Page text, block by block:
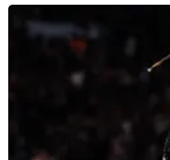
chaque clubs Français
Sur ces 5 dernières années
clubs y sont parvenu
Répondre
OL & OM sont au bord de
sûr ils vont tout